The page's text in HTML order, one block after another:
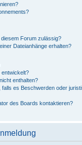
Forum zulässig?
Dateianhänge erhalten?
entwickelt?
enthalten?
es Beschwerden oder
des Boards kontaktieren?